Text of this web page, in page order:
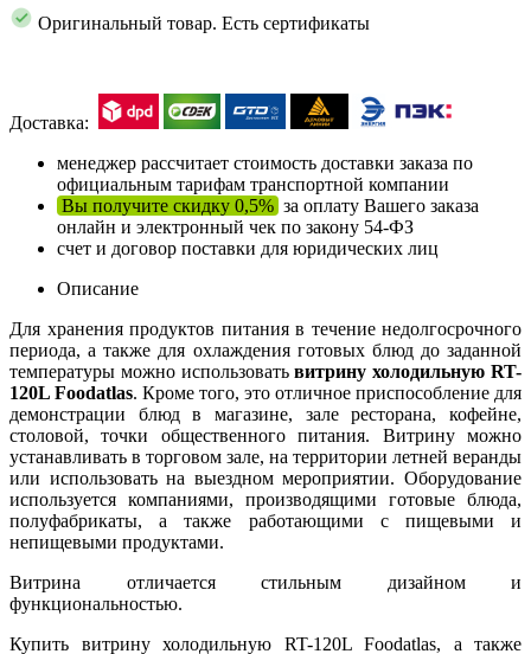
Оригинальный товар. Есть сертификаты
Доставка:
менеджер рассчитает стоимость доставки заказа по
официальным тарифам транспортной компании
Вы получите скидку 0,5% за оплату Вашего заказа
онлайн и электронный чек по закону 54-ФЗ
счет и договор поставки для юридических лиц
Описание
Для хранения продуктов питания в течение недолгосрочного
периода, а также для охлаждения готовых блюд до заданной
температуры можно использоватьвитрину холодильную RT-
120L Foodatlas. Кроме того, это отличное приспособление для
демонстрации блюд в магазине, зале ресторана, кофейне,
столовой, точки общественного питания. Витрину можно
устанавливать в торговом зале, на территории летней веранды
или использовать на выездном мероприятии. Оборудование
используется компаниями, производящими готовые блюда,
полуфабрикаты, а также работающими с пищевыми и
непищевыми продуктами.
Витрина отличается стильным дизайном и
функциональностью.
Купить витрину холодильную RT-120L Foodatlas, а также